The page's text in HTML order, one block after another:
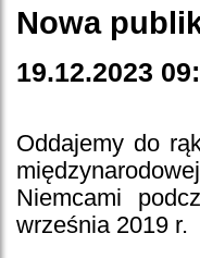
Nowa
19.12.2023
Oddajemy do
Niemcami
września 2019 r.